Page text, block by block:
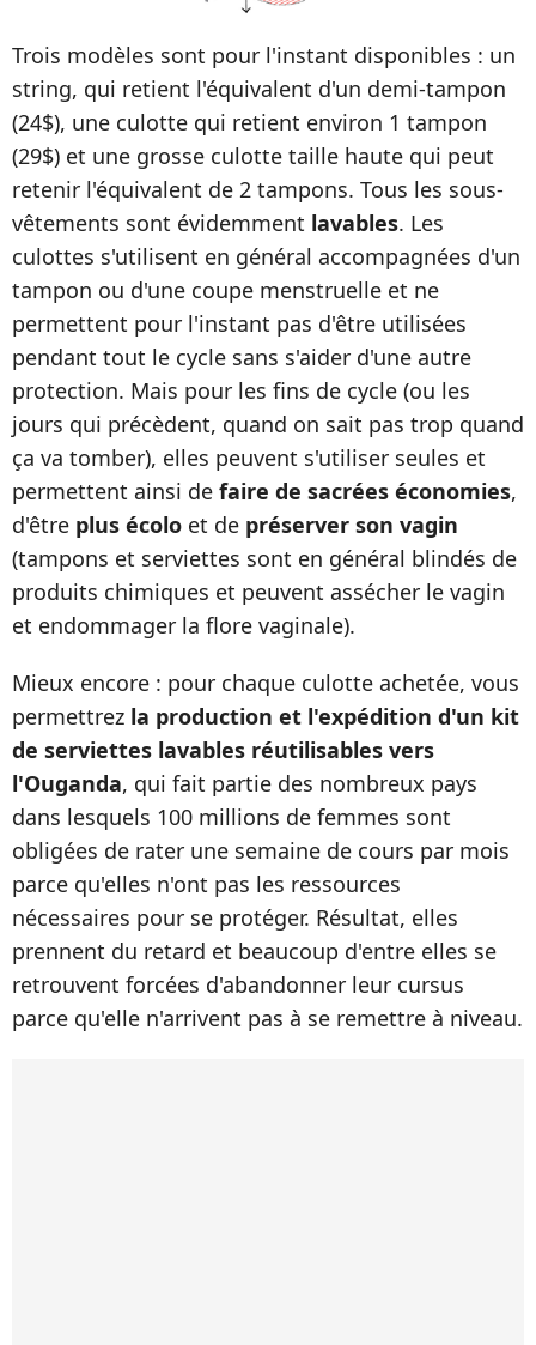
Trois modèles sont pour l'instant disponibles : un
string, qui retient l'équivalent d'un demi-tampon
(24$), une culotte qui retient environ 1 tampon
(29$) et une grosse culotte taille haute qui peut
retenir l'équivalent de 2 tampons. Tous les sous-
vêtements sont évidemment lavables. Les
culottes s'utilisent en général accompagnées d'un
tampon ou d'une coupe menstruelle et ne
permettent pour l'instant pas d'être utilisées
pendant tout le cycle sans s'aider d'une autre
protection. Mais pour les fins de cycle (ou les
jours qui précèdent, quand on sait pas trop quand
ça va tomber), elles peuvent s'utiliser seules et
permettent ainsi de faire de sacrées économies,
d'être plus écolo et de préserver son vagin
(tampons et serviettes sont en général blindés de
produits chimiques et peuvent assécher le vagin
et endommager la flore vaginale).
Mieux encore : pour chaque culotte achetée, vous
permettrez la production et l'expédition d'un kit
de serviettes lavables réutilisables vers
l'Ouganda, qui fait partie des nombreux pays
dans lesquels 100 millions de femmes sont
obligées de rater une semaine de cours par mois
parce qu'elles n'ont pas les ressources
nécessaires pour se protéger. Résultat, elles
prennent du retard et beaucoup d'entre elles se
retrouvent forcées d'abandonner leur cursus
parce qu'elle n'arrivent pas à se remettre à niveau.